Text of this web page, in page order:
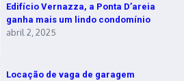
Edifício Vernazza, a Ponta D’areia
ganha mais um lindo condomínio
abril 2, 2025
Locação de vaga de garagem